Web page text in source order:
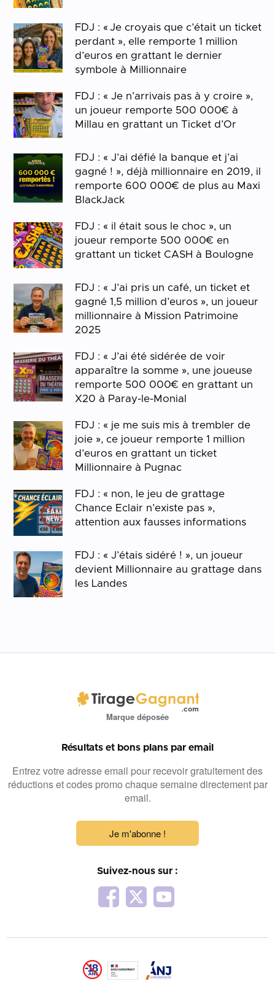
FDJ : « Je croyais que c’était un ticket
perdant », elle remporte 1 million
d’euros en grattant le dernier
symbole à Millionnaire
FDJ : « Je n’arrivais pas à y croire »,
un joueur remporte 500 000€ à
Millau en grattant un Ticket d’Or
FDJ : « J’ai défié la banque et j’ai
gagné ! », déjà millionnaire en 2019, il
remporte 600 000€ de plus au Maxi
BlackJack
FDJ : « il était sous le choc », un
joueur remporte 500 000€ en
grattant un ticket CASH à Boulogne
FDJ : « J’ai pris un café, un ticket et
gagné 1,5 million d’euros », un joueur
millionnaire à Mission Patrimoine
2025
FDJ : « J’ai été sidérée de voir
apparaître la somme », une joueuse
remporte 500 000€ en grattant un
X20 à Paray-le-Monial
FDJ : « je me suis mis à trembler de
joie », ce joueur remporte 1 million
d’euros en grattant un ticket
Millionnaire à Pugnac
FDJ : « non, le jeu de grattage
Chance Eclair n’existe pas »,
attention aux fausses informations
FDJ : « J’étais sidéré ! », un joueur
devient Millionnaire au grattage dans
les Landes
Marque déposée
Résultats et bons plans par email
Entrez votre adresse email pour recevoir gratuitement des
réductions et codes promo chaque semaine directement par
email.
Je m'abonne !
Suivez-nous sur :